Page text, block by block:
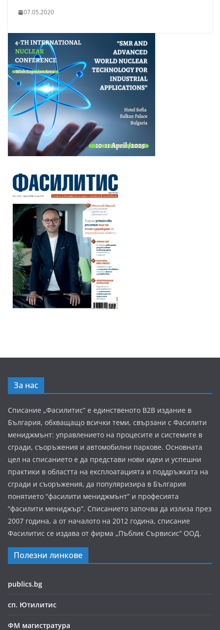
07.05.2020
За нас
Списание „Фасилитис” е единственото B2B издание в
България, обхващащо всички теми, свързани с Фасилити
мениджмънт: управлението на процесите и системите в
сгради, съоръжения и автомобилни паркове. Основната
цел на списанието е да представи нови идеи и успешни
практики в областта на експлоатацията и поддръжката на
сгради и съоръжения, да популяризира в България
понятието “фасилити мениджмънт” и професията
“фасилити мениджър”. Списанието започва да излиза през
2007 година, а от началото на 2012 година, списание
Фасилитис се издава от фирма „Пъблик Сървисис“ ООД.
Полезни линкове
publics.bg
сп. Ютилитис
ФМ магистратура